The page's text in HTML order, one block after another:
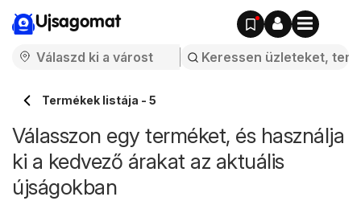
Ujsagomat
Termékek listája - 5
Válasszon egy terméket, és használja
ki a kedvező árakat az aktuális
újságokban